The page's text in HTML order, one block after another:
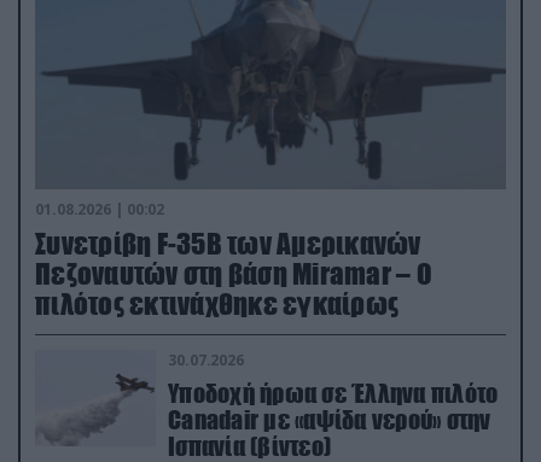
01.08.2026 | 00:02
Συνετρίβη F-35B των Αμερικανών
Πεζοναυτών στη βάση Miramar – Ο
πιλότος εκτινάχθηκε εγκαίρως
30.07.2026
Υποδοχή ήρωα σε Έλληνα πιλότο
Canadair με «αψίδα νερού» στην
Ισπανία (βίντεο)